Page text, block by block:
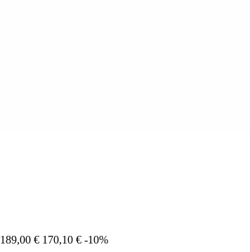
189,00 € 170,10 € -10%